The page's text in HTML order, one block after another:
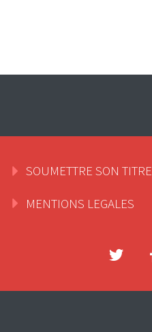
SOUMETTRE SON TITRE
MENTIONS LEGALES